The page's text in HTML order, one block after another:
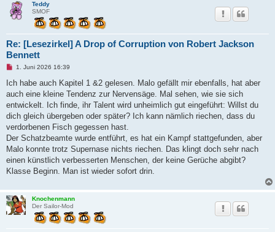
Teddy
SMOF
Re: [Lesezirkel] A Drop of Corruption von Robert Jackson
Bennett
U
g
l
e
e
n
r
B
i
t
g
1. Juni 2026 16:39
Ich habe auch Kapitel 1 &2 gelesen. Malo gefällt mir ebenfalls, hat aber
auch eine kleine Tendenz zur Nervensäge. Mal sehen, wie sie sich
entwickelt. Ich finde, ihr Talent wird unheimlich gut eingeführt: Willst du
dich gleich übergeben oder später? Ich kann nämlich riechen, dass du
verdorbenen Fisch gegessen hast.
Der Schatzbeamte wurde entführt, es hat ein Kampf stattgefunden, aber
Malo konnte trotz Supernase nichts riechen. Das klingt doch sehr nach
einen künstlich verbesserten Menschen, der keine Gerüche abgibt?
Klasse Beginn. Man ist wieder sofort drin.
Knochenmann
Der Sailor-Mod